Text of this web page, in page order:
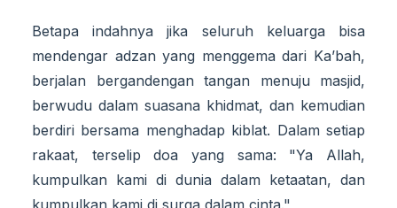
Betapa indahnya jika seluruh keluarga bisa
mendengar adzan yang menggema dari Ka’bah,
berjalan bergandengan tangan menuju masjid,
berwudu dalam suasana khidmat, dan kemudian
berdiri bersama menghadap kiblat. Dalam setiap
rakaat, terselip doa yang sama: "Ya Allah,
kumpulkan kami di dunia dalam ketaatan, dan
kumpulkan kami di surga dalam cinta."